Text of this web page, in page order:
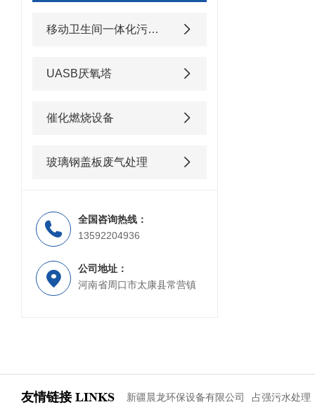
移动卫生间一体化污水处理设备
UASB厌氧塔
催化燃烧设备
玻璃钢盖板废气处理
全国咨询热线：
13592204936
公司地址：
河南省周口市太康县常营镇
友情链接 LINKS 新疆晨龙环保设备有限公司 占强污水处理